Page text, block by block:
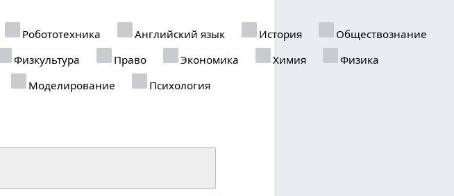
Робототехника Английский язык История
Обществознание
Физкультура Право Экономика Химия
Физика
Моделирование
Психология